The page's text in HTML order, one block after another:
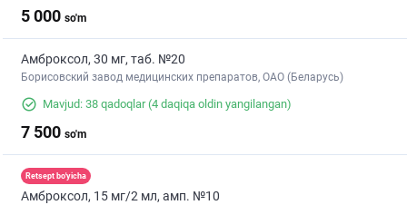
5 000 so'm
Амброксол, 30 мг, таб. №20
Борисовский завод медицинских препаратов, ОАО (Беларусь)
Mavjud: 38 qadoqlar(4 daqiqa oldin yangilangan)
7 500 so'm
Retsept bo'yicha
Амброксол, 15 мг/2 мл, амп. №10